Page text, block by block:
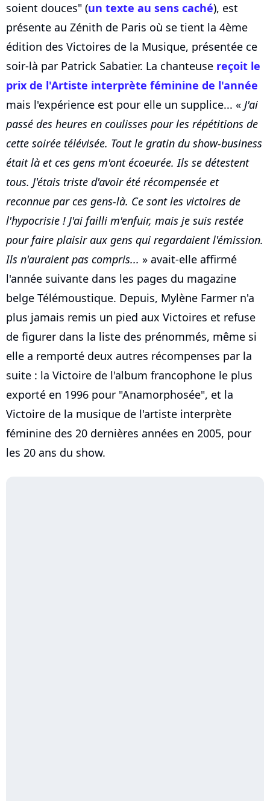
soient douces" (un texte au sens caché), est
présente au Zénith de Paris où se tient la 4ème
édition des Victoires de la Musique, présentée ce
soir-là par Patrick Sabatier. La chanteuse reçoit le
prix de l'Artiste interprète féminine de l'année
mais l'expérience est pour elle un supplice... « J'ai
passé des heures en coulisses pour les répétitions de
cette soirée télévisée. Tout le gratin du show-business
était là et ces gens m'ont écoeurée. Ils se détestent
tous. J'étais triste d'avoir été récompensée et
reconnue par ces gens-là. Ce sont les victoires de
l'hypocrisie ! J'ai failli m'enfuir, mais je suis restée
pour faire plaisir aux gens qui regardaient l'émission.
Ils n'auraient pas compris... » avait-elle affirmé
l'année suivante dans les pages du magazine
belge Télémoustique. Depuis, Mylène Farmer n'a
plus jamais remis un pied aux Victoires et refuse
de figurer dans la liste des prénommés, même si
elle a remporté deux autres récompenses par la
suite : la Victoire de l'album francophone le plus
exporté en 1996 pour "Anamorphosée", et la
Victoire de la musique de l'artiste interprète
féminine des 20 dernières années en 2005, pour
les 20 ans du show.